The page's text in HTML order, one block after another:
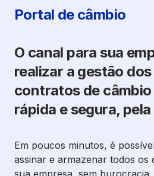
Portal de câmbio
O canal para sua
realizar a gestão
contratos de
rápida e segura,
Em poucos minutos, é
assinar e armazenar todos os